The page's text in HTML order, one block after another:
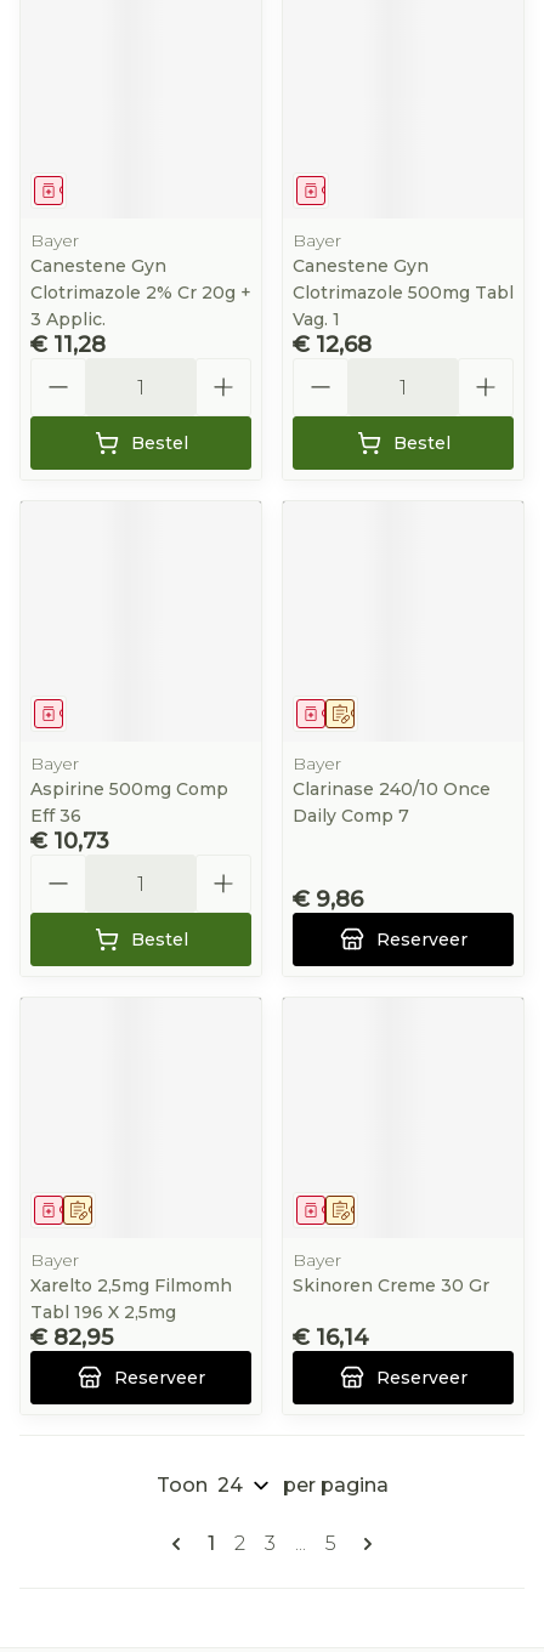
Geneesmiddel
Bayer
Canestene Gyn
Clotrimazole 2% Cr 20g +
3 Applic.
€ 11,28
Bestel
Geneesmiddel
Bayer
Canestene Gyn
Clotrimazole 500mg Tabl
Vag. 1
€ 12,68
Bestel
Geneesmiddel
Bayer
Aspirine 500mg Comp
Eff 36
€ 10,73
Bestel
Op voorschrift
Geneesmiddel
Bayer
Clarinase 240/10 Once
Daily Comp 7
€ 9,86
Reserveer
Op voorschrift
Geneesmiddel
Bayer
Xarelto 2,5mg Filmomh
Tabl 196 X 2,5mg
€ 82,95
Reserveer
Op voorschrift
Geneesmiddel
Bayer
Skinoren Creme 30 Gr
€ 16,14
Reserveer
Pagina's
U lees momenteel pagina
1 Pagina
2 Pagina
3 ... Pagina
5
Toon per pagina